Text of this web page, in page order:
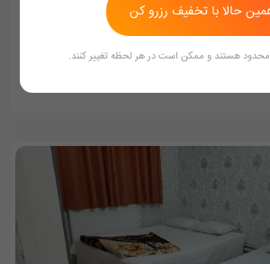
2,686,000 تومان/هر شب
حالا با تخفیف رزرو کن
هستند و ممکن است در هر لحظه تغییر کنند.